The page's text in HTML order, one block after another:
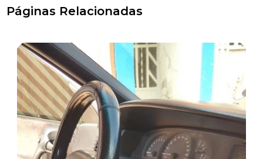
Páginas Relacionadas